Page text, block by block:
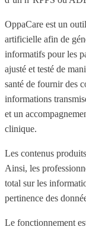
OppaCare est un
artificielle afin de
informatifs pour les
ajusté et testé de
santé de fournir des
informations
et un
clinique.
Les contenus
Ainsi, les
total sur les
pertinence des
Le fonctionnement